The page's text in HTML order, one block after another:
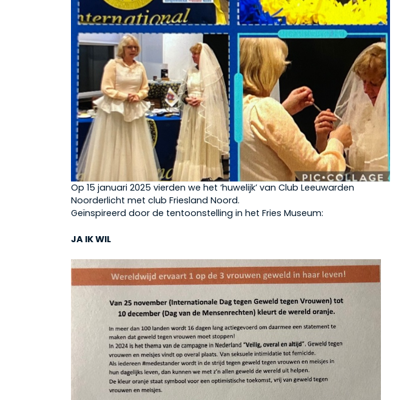
Op 15 januari 2025 vierden we het ‘huwelijk’ van Club Leeuwarden
Noorderlicht met club Friesland Noord.
Geïnspireerd door de tentoonstelling in het Fries Museum:
JA IK WIL